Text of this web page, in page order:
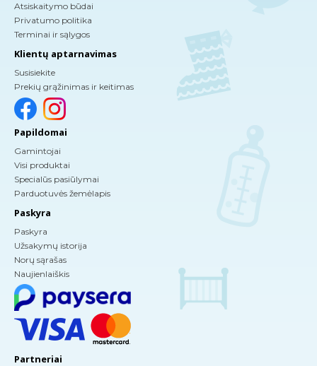
Atsiskaitymo būdai
Privatumo politika
Terminai ir sąlygos
Klientų aptarnavimas
Susisiekite
Prekių grąžinimas ir keitimas
Papildomai
Gamintojai
Visi produktai
Specialūs pasiūlymai
Parduotuvės žemėlapis
Paskyra
Paskyra
Užsakymų istorija
Norų sąrašas
Naujienlaiškis
Partneriai